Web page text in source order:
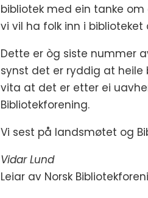
bibliotek med ein tanke
vi vil ha folk inn i
Dette er òg siste nummer
synst det er ryddig at heile
vita at det er etter ei
Bibliotekforening.
Vi sest på landsmøtet og
Vidar Lund
Leiar av Norsk